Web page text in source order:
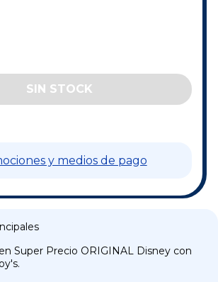
y medios de pago
Super Precio ORIGINAL Disney con